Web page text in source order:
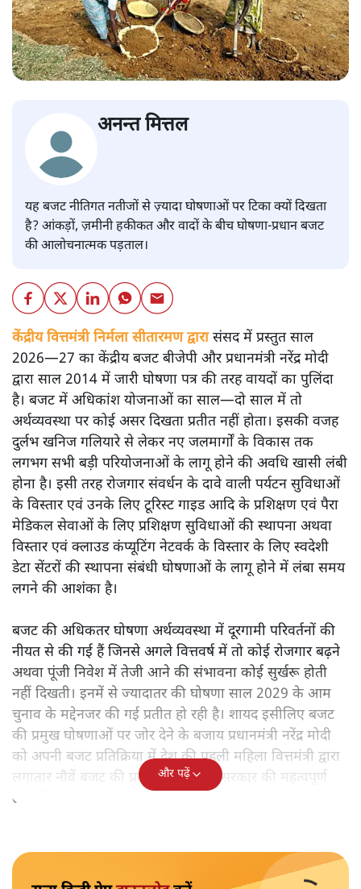
अनन्त मित्तल
यह बजट नीतिगत नतीजों से ज़्यादा घोषणाओं पर टिका क्यों दिखता
है? आंकड़ों, ज़मीनी हकीकत और वादों के बीच घोषणा-प्रधान बजट
की आलोचनात्मक पड़ताल।
केंद्रीय वित्तमंत्री निर्मला सीतारमण द्वारासंसद में प्रस्तुत साल
2026—27 का केंद्रीय बजट बीजेपी और प्रधानमंत्री नरेंद्र मोदी
द्वारा साल 2014 में जारी घोषणा पत्र की तरह वायदों का पुलिंदा
है। बजट में अधिकांश योजनाओं का साल—दो साल में तो
अर्थव्यवस्था पर कोई असर दिखता प्रतीत नहीं होता। इसकी वजह
दुर्लभ खनिज गलियारे से लेकर नए जलमार्गों के विकास तक
लगभग सभी बड़ी परियोजनाओं के लागू होने की अवधि खासी लंबी
होना है। इसी तरह रोजगार संवर्धन के दावे वाली पर्यटन सुविधाओं
के विस्तार एवं उनके लिए टूरिस्ट गाइड आदि के प्रशिक्षण एवं पैरा
मेडिकल सेवाओं के लिए प्रशिक्षण सुविधाओं की स्थापना अथवा
विस्तार एवं क्लाउड कंप्यूटिंग नेटवर्क के विस्तार के लिए स्वदेशी
डेटा सेंटरों की स्थापना संबंधी घोषणाओं के लागू होने में लंबा समय
लगने की आशंका है।
बजट की अधिकतर घोषणा अर्थव्यवस्था में दूरगामी परिवर्तनों की
नीयत से की गई हैं जिनसे अगले वित्तवर्ष में तो कोई रोजगार बढ़ने
अथवा पूंजी निवेश में तेजी आने की संभावना कोई सुर्खरू होती
नहीं दिखती। इनमें से ज्यादातर की घोषणा साल 2029 के आम
चुनाव के मद्देनजर की गई प्रतीत हो रही है। शायद इसीलिए बजट
की प्रमुख घोषणाओं पर जोर देने के बजाय प्रधानमंत्री नरेंद्र मोदी
को अपनी बजट प्रतिक्रिया में देश की पहली महिला वित्तमंत्री द्वारा
लगातार नौवें बजट की प्रस्तुति को अपनी सरकार की महत्वपूर्ण
उपलब्धि बताने पर मजबूर होना पड़ा।
और पढ़ें